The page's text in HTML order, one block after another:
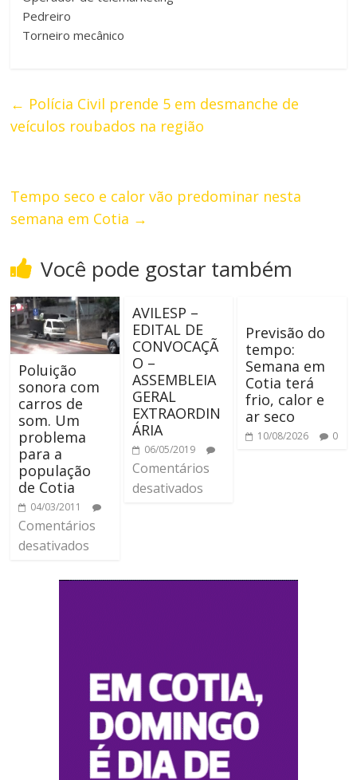
Pedreiro
Torneiro mecânico
← Polícia Civil prende 5 em desmanche de
veículos roubados na região
Tempo seco e calor vão predominar nesta
semana em Cotia →
Você pode gostar também
Poluição
sonora com
carros de
som. Um
problema
para a
população
de Cotia
04/03/2011
Comentários
desativados
AVILESP –
EDITAL DE
CONVOCAÇÃ
O –
ASSEMBLEIA
GERAL
EXTRAORDIN
ÁRIA
06/05/2019
Comentários
desativados
Previsão do
tempo:
Semana em
Cotia terá
frio, calor e
ar seco
10/08/2026 0